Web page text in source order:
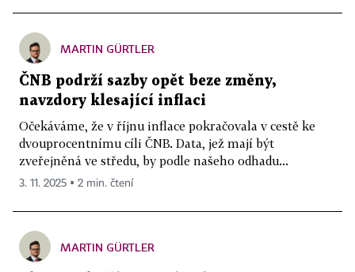
MARTIN GÜRTLER
ČNB podrží sazby opět beze změny,
navzdory klesající inflaci
Očekáváme, že v říjnu inflace pokračovala v cestě ke
dvouprocentnímu cíli ČNB. Data, jež mají být
zveřejněná ve středu, by podle našeho odhadu...
3. 11. 2025 ▪ 2 min. čtení
MARTIN GÜRTLER